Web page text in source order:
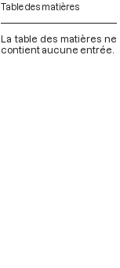
Table des matières
La table des matières ne
contient aucune entrée.